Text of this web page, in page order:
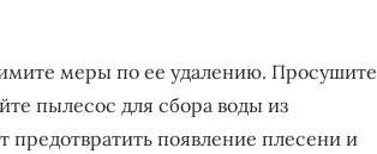
меры по ее удалению. Просушите
пылесос для сбора воды из
предотвратить появление плесени и